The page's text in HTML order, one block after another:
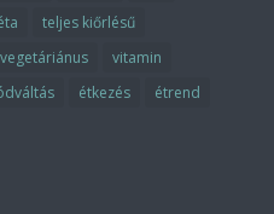
teljes kiőrlésű
vegetáriánus
vitamin
étkezés étrend